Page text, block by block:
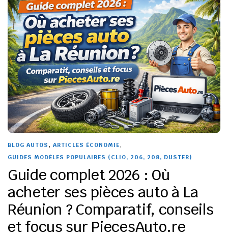
BLOG AUTOS , ARTICLES ÉCONOMIE ,
GUIDES MODÈLES POPULAIRES (CLIO, 206, 208, DUSTER)
Guide complet 2026 : Où
acheter ses pièces auto à La
Réunion ? Comparatif, conseils
et focus sur PiecesAuto.re